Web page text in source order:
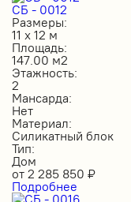
СБ - 0012
Размеры:
11 х 12 м
Площадь:
147.00 м2
Этажность:
2
Мансарда:
Нет
Материал:
Силикатный блок
Тип:
Дом
от 2 285 850 ₽
Подробнее